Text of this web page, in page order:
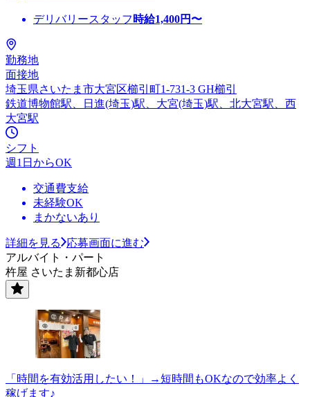
デリバリースタッフ 時給1,400円〜
勤務地
面接地
埼玉県さいたま市大宮区櫛引町1-731-3 GH櫛引
鉄道博物館駅、日進(埼玉)駅、大宮(埼玉)駅、北大宮駅、西
大宮駅
シフト
週1日からOK
交通費支給
未経験OK
まかないあり
詳細を見る
応募画面に進む
アルバイト・パート
杵屋 さいたま新都心店
「時間を有効活用したい！」→短時間もOKなので効率よく
稼げます♪